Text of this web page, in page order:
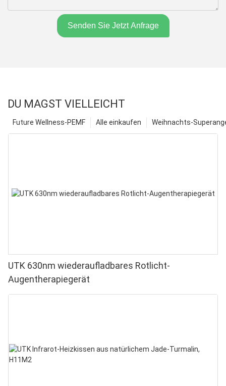
Senden Sie Jetzt Anfrage
DU MAGST VIELLEICHT
Weihnachts-
Alle einkaufen
Future Wellness-PEMF
UTK 630nm wiederaufladbares Rotlicht-
Augentherapiegerät